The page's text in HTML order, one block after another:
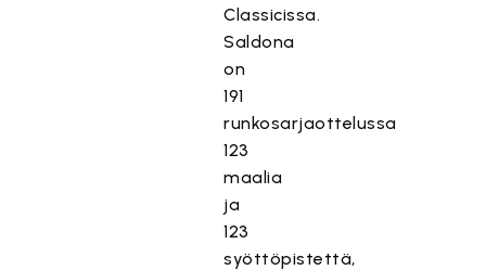
Classicissa.
Saldona
on
191
runkosarjaottelussa
123
maalia
ja
123
syöttöpistettä,